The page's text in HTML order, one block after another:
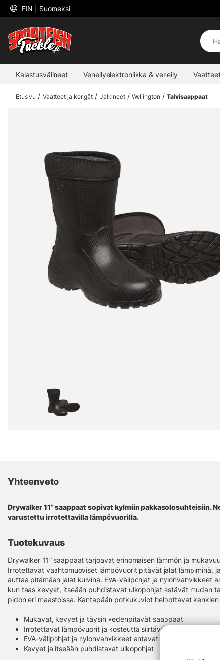
FIN | Suomeksi
Kalastusvälineet Veneilyelektroniikka & veneily
Etusivu Vaatteet ja kengät Jalkineet Wellington Talvisaappaat
Yhteenveto
Drywalker 11” saappaat sopivat kylmiin pakkasolosuhteisiin.
varustettu irrotettavilla lämpövuorilla.
Tuotekuvaus
Drywalker 11” saappaat tarjoavat erinomaisen lämmön ja
Irrotettavat vaahtomuoviset lämpövuorit pitävät jalat lämpiminä,
auttaa pitämään jalat kuivina. EVA-välipohjat ja nylonvahvikkeet
kun taas kevyet, itseään puhdistavat ulkopohjat estävät mudan
pidon eri maastoissa. Kantapään potkukuviot helpottavat
Mukavat, kevyet ja täysin vedenpitävät saappaat
Irrotettavat lämpövuorit ja kosteutta siirtävä sisävuori
EVA-välipohjat ja nylonvahvikkeet antavat lisätukea
Kevyet ja itseään puhdistavat ulkopohjat